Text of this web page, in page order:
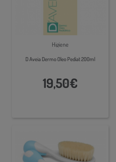
Higiene
D Aveia Dermo Oleo Pediat 200ml
19,50€